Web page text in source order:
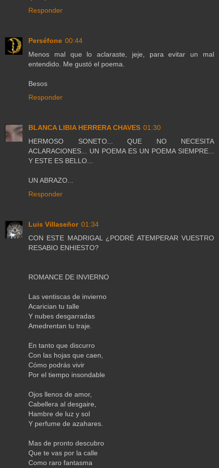
Responder
Perséfone 00:44
Menos mal que lo aclaraste, jeje, para evitar un mal
entendido. Me gustó el poema.
Besos
Responder
BLANCA LIBIA HERRERA CHAVES 01:30
HERMOSO SONETO... QUE NO NECESITA
ACLARACIONES... UN POEMA ES UN POEMA SIEMPRE...
Y ESTE ES BELLO...
UN ABRAZO...
Responder
Luis Villaseñor 01:34
CON ESTE MADRIGAL ¿PODRÉ ATEMPERAR VUESTRO
RESABIO ENHIESTO?
ROMANCE DE INVIERNO
Las ventiscas de invierno
Acarician tu talle
Y nubes desgarradas
Amedrentan tu traje.
En tanto que discurro
Con las hojas que caen,
Cómo podrás vivir
Por el tiempo insondable
Ojos llenos de amor,
Cabellera al desgaire,
Hambre de luz y sol
Y perfume de azahares.
Mas de pronto descubro
Que te vas por la calle
Como raro fantasma